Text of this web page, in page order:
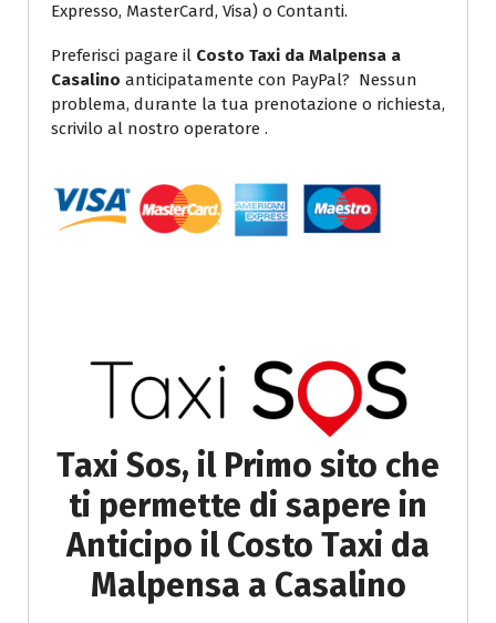
Expresso, MasterCard, Visa) o Contanti.
Preferisci pagare il Costo Taxi da Malpensa a
Casalino anticipatamente con PayPal? Nessun
problema, durante la tua prenotazione o richiesta,
scrivilo al nostro operatore .
Taxi Sos, il Primo sito che
ti permette di sapere in
Anticipo il Costo Taxi da
Malpensa a Casalino